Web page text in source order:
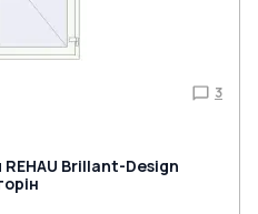
3
REHAU Brillant-Design